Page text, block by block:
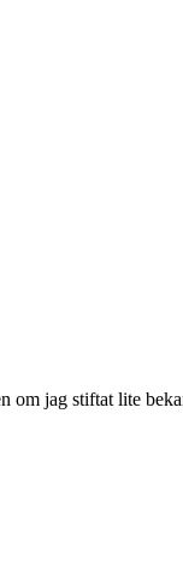
om jag stiftat lite